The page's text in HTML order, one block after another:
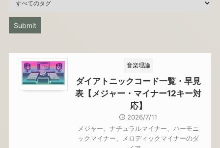
音楽理論
ダイアトニックコード一覧・早見
表【メジャー・マイナー12キー対
応】
2026/7/11
メジャー、ナチュラルマイナー、ハーモニ
ックマイナー、メロディックマイナーのダ